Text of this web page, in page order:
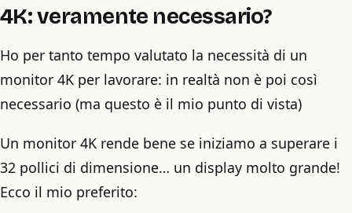
4K: veramente necessario?
Ho per tanto tempo valutato la necessità di un
monitor 4K per lavorare: in realtà non è poi così
necessario (ma questo è il mio punto di vista)
Un monitor 4K rende bene se iniziamo a superare i
32 pollici di dimensione… un display molto grande!
Ecco il mio preferito: